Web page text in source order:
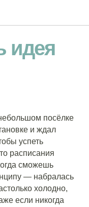
идея
посёлке
и ждал
успеть
расписания
сможешь
— набралась
холодно,
если никогда